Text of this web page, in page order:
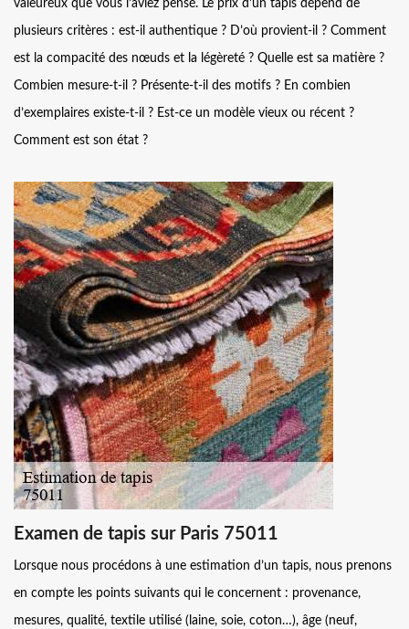
valeureux que vous l’aviez pensé. Le prix d’un tapis dépend de
plusieurs critères : est-il authentique ? D’où provient-il ? Comment
est la compacité des nœuds et la légèreté ? Quelle est sa matière ?
Combien mesure-t-il ? Présente-t-il des motifs ? En combien
d’exemplaires existe-t-il ? Est-ce un modèle vieux ou récent ?
Comment est son état ?
Examen de tapis sur Paris 75011
Lorsque nous procédons à une estimation d’un tapis, nous prenons
en compte les points suivants qui le concernent : provenance,
mesures, qualité, textile utilisé (laine, soie, coton…), âge (neuf,